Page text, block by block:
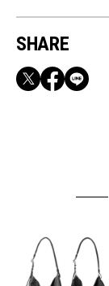
SHARE